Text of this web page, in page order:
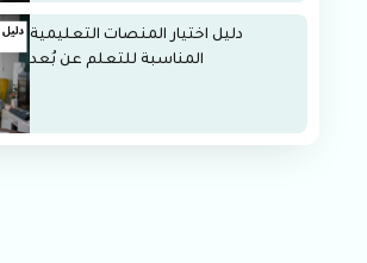
دليل اختيار المنصات التعليمية
المناسبة للتعلم عن بُعد